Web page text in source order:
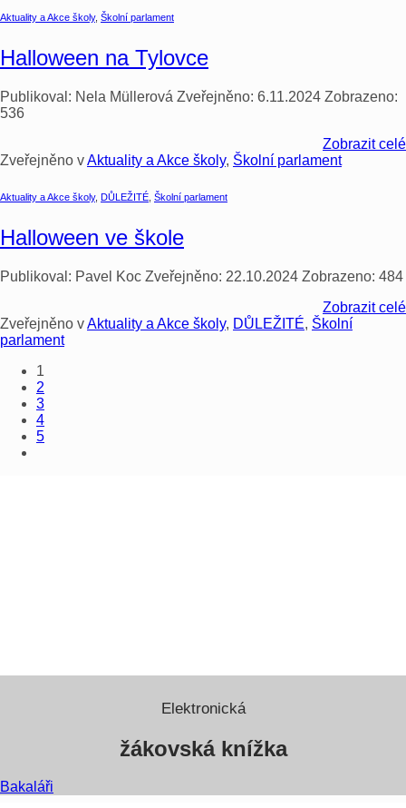
Aktuality a Akce školy, Školní parlament
Halloween na Tylovce
Publikoval: Nela Müllerová Zveřejněno: 6.11.2024 Zobrazeno:
536
Zobrazit celé
Zveřejněno vAktuality a Akce školy, Školní parlament
Aktuality a Akce školy, DŮLEŽITÉ Školní parlament
Halloween ve škole
Publikoval: Pavel Koc Zveřejněno: 22.10.2024 Zobrazeno: 484
Zobrazit celé
Zveřejněno vAktuality a Akce školy, DŮLEŽITÉ, Školní
parlament
1
2
3
4
5
Elektronická
žákovská knížka
Bakaláři